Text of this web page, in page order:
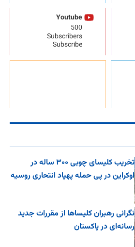
Youtube
500
Subscribers
Subscribe
تخریب کلیسای چوبی ۳۰۰ ساله در
اوکراین در پی حمله پهپاد انتحاری روسیه
نگرانی رهبران کلیساها از مقررات جدید
رسانه‌ای در پاکستان